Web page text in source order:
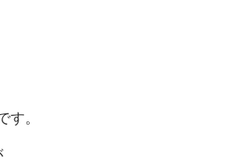
。